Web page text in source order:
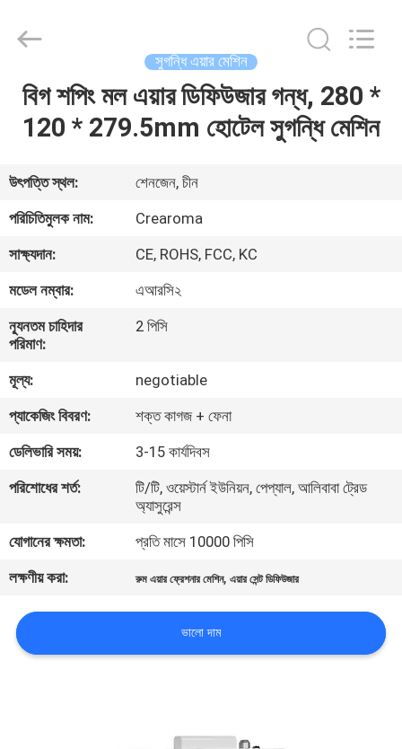
বাড়ি
ভিডিও
VR
প্রদর্শন
আমাদের
সম্পর্কে
কারখানা
ভ্রমণ
মান
নিয়ন্ত্রণ
যোগাযোগ
করুন
Market.
সুগন্ধি এয়ার মেশিন
বিগ শপিং মল এয়ার ডিফিউজার গন্ধ, 280 *
120 * 279.5mm হোটেল সুগন্ধি মেশিন
উৎপত্তি স্থল:
শেনজেন, চীন
পরিচিতিমুলক নাম:
Crearoma
সাক্ষ্যদান:
CE, ROHS, FCC, KC
মডেল নম্বার:
এআরসি২
ন্যূনতম চাহিদার
পরিমাণ:
2 পিসি
মূল্য:
negotiable
প্যাকেজিং বিবরণ:
শক্ত কাগজ + ফেনা
ডেলিভারি সময়:
3-15 কার্যদিবস
পরিশোধের শর্ত:
টি/টি, ওয়েস্টার্ন ইউনিয়ন, পেপ্যাল, আলিবাবা ট্রেড
অ্যাসুরেন্স
যোগানের ক্ষমতা:
প্রতি মাসে 10000 পিসি
লক্ষণীয় করা:
রুম এয়ার ফ্রেশনার মেশিন,এয়ার সেন্ট ডিফিউজার
ভালো দাম